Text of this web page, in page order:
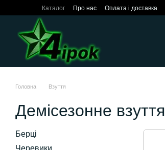
Перейти до основного контенту
Каталог Про нас Оплата і доставка
Головна Взуття
Демісезонне взуття
Берці
Черевики